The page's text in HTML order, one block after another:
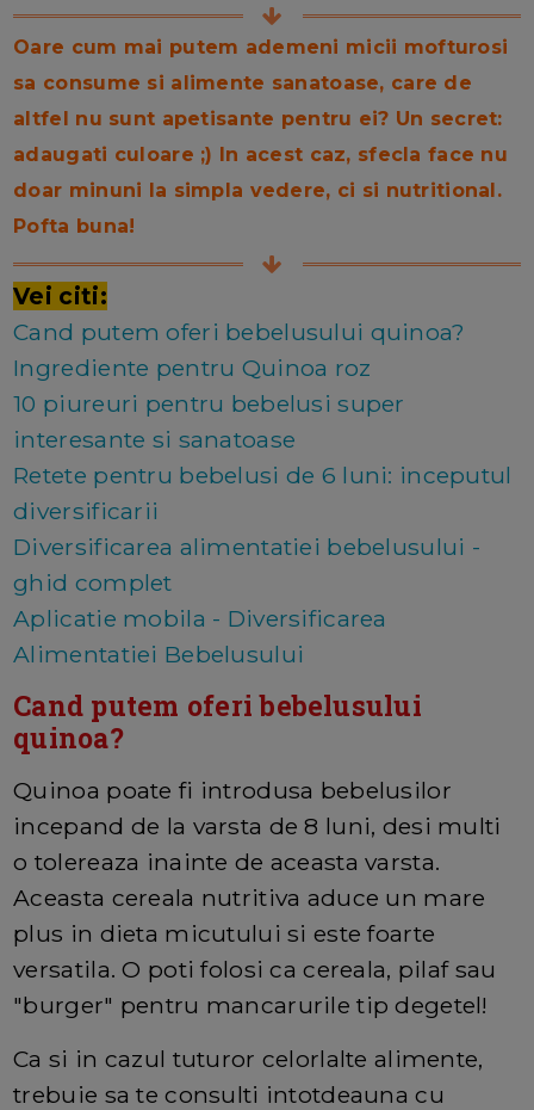
Oare cum mai putem ademeni micii mofturosi
sa consume si alimente sanatoase, care de
altfel nu sunt apetisante pentru ei? Un secret:
adaugati culoare ;) In acest caz, sfecla face nu
doar minuni la simpla vedere, ci si nutritional.
Pofta buna!
Vei citi:
Cand putem oferi bebelusului quinoa?
Ingrediente pentru Quinoa roz
10 piureuri pentru bebelusi super
interesante si sanatoase
Retete pentru bebelusi de 6 luni: inceputul
diversificarii
Diversificarea alimentatiei bebelusului -
ghid complet
Aplicatie mobila - Diversificarea
Alimentatiei Bebelusului
Cand putem oferi bebelusului
quinoa?
Quinoa poate fi introdusa bebelusilor
incepand de la varsta de 8 luni, desi multi
o tolereaza inainte de aceasta varsta.
Aceasta cereala nutritiva aduce un mare
plus in dieta micutului si este foarte
versatila. O poti folosi ca cereala, pilaf sau
"burger" pentru mancarurile tip degetel!
Ca si in cazul tuturor celorlalte alimente,
trebuie sa te consulti intotdeauna cu